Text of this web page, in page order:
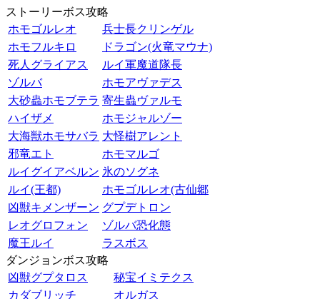
ストーリーボス攻略
ホモゴルレオ
兵士長クリンゲル
ホモフルキロ
ドラゴン(火竜マウナ)
死人グライアス
ルイ軍魔道隊長
ゾルバ
ホモアヴァデス
大砂蟲ホモブテラ 寄生蟲ヴァルモ
ハイザメ
ホモジャルゾー
大海獣ホモサバラ 大怪樹アレント
邪竜エト
ホモマルゴ
ルイグイアベルン 氷のソグネ
ルイ(王都)
ホモゴルレオ(古仙郷
凶獣キメンザーン グプデトロン
レオグロフォン
ゾルバ恐化態
魔王ルイ
ラスボス
ダンジョンボス攻略
凶獣グプタロス
秘宝イミテクス
カダブリッチ
オルガス